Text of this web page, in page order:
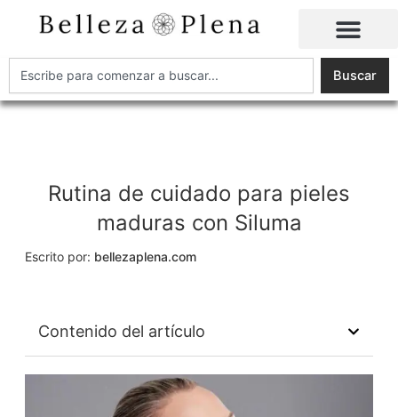
Buscar
Rutina de cuidado para pieles
maduras con Siluma
Escrito por: bellezaplena.com
Contenido del artículo